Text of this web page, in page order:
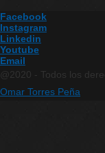
Facebook
Instagram
Linkedin
Youtube
Email
@2020 - Todos los
Omar Torres Peña